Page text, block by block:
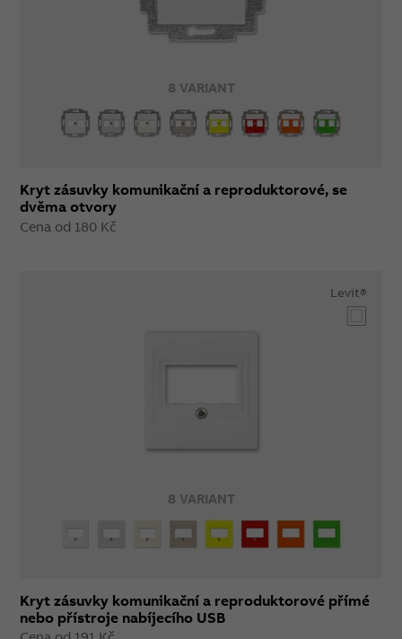
8 VARIANT
Kryt zásuvky komunikační a reproduktorové, se
dvěma otvory
Cena od 180 Kč
8 VARIANT
Levit®
Kryt zásuvky komunikační a reproduktorové přímé
nebo přístroje nabíjecího USB